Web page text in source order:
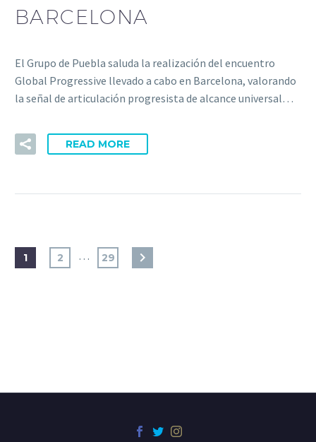
BARCELONA
El Grupo de Puebla saluda la realización del encuentro
Global Progressive llevado a cabo en Barcelona, valorando
la señal de articulación progresista de alcance universal…
READ MORE
1 2 … 29